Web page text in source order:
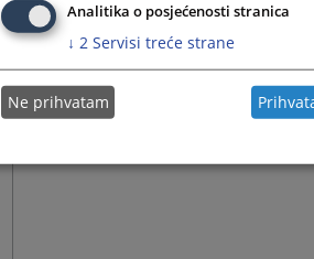
Analitika o posjećenosti stranica
↓ 2 Servisi treće strane
Ne prihvatam